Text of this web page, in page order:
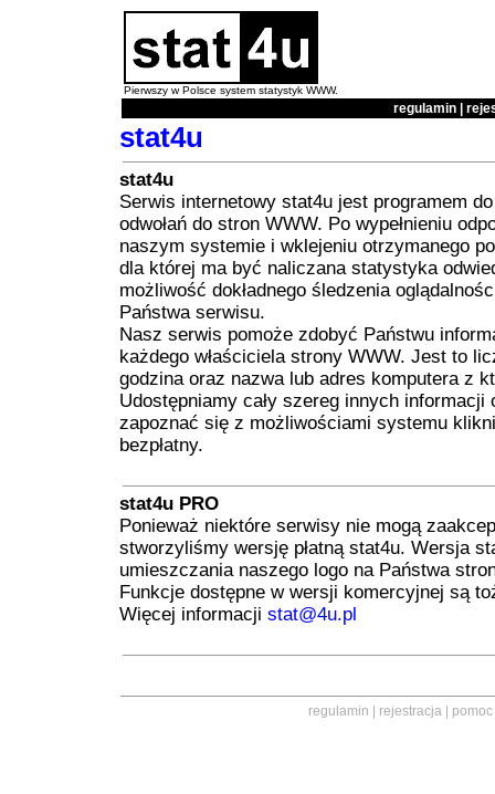
Pierwszy w Polsce system statystyk WWW.
regulamin
stat4u
stat4u
Serwis internetowy stat4u jest programem
odwołań do stron WWW. Po wypełnieniu
naszym systemie i wklejeniu otrzymanego
dla której ma być naliczana statystyka
możliwość dokładnego śledzenia
Państwa serwisu.
Nasz serwis pomoże zdobyć Państwu
każdego właściciela strony WWW. Jest to
godzina oraz nazwa lub adres komputera z
Udostępniamy cały szereg innych
zapoznać się z możliwościami systemu
bezpłatny.
stat4u PRO
Ponieważ niektóre serwisy nie mogą
stworzyliśmy wersję płatną stat4u. Wersja
umieszczania naszego logo na Państwa
Funkcje dostępne w wersji komercyjnej są
Więcej informacji stat@4u.pl
regulamin rejestracja pomoc